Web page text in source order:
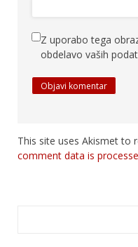
Z uporabo tega
obdelavo vaših
This site uses Akismet to
comment data is